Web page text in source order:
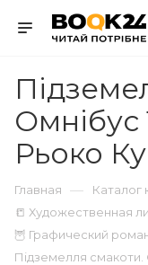
Омнібус
Рьоко
Главная — Каталог
📒 Художественная
🦉 Графический
Підземелля смакоти.